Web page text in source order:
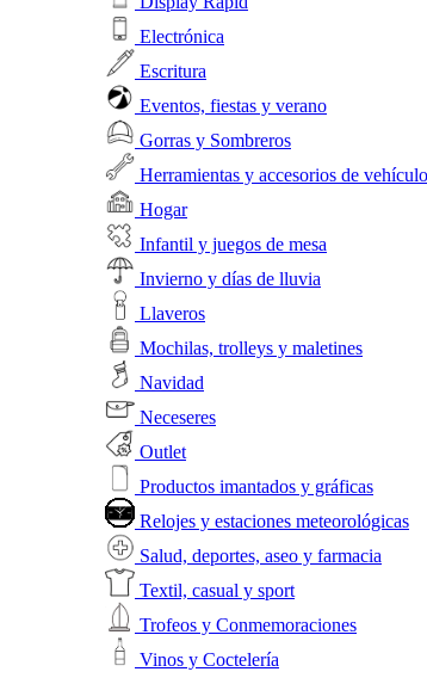
Electrónica
Escritura
Eventos, fiestas y verano
Gorras y Sombreros
Herramientas y accesorios de
Hogar
Infantil y juegos de mesa
Invierno y días de lluvia
Llaveros
Mochilas, trolleys y maletines
Navidad
Neceseres
Outlet
Productos imantados y gráficas
Relojes y estaciones meteorológicas
Salud, deportes, aseo y farmacia
Textil, casual y sport
Trofeos y Conmemoraciones
Vinos y Coctelería